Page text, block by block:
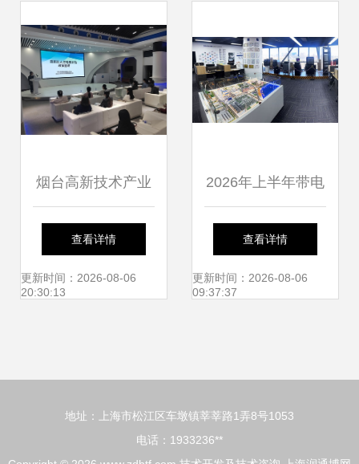
发展大赛在石家庄
开幕
烟台高新技术产业
开发区
查看详情
更新时间：2026-08-06
20:30:13
2026年上半年带电
清洗厂家口碑推荐
榜 技术创新与服务
查看详情
更新时间：2026-08-06
09:37:37
地址：上海市松江区车墩镇莘莘路1弄8号1053
电话：1933236**